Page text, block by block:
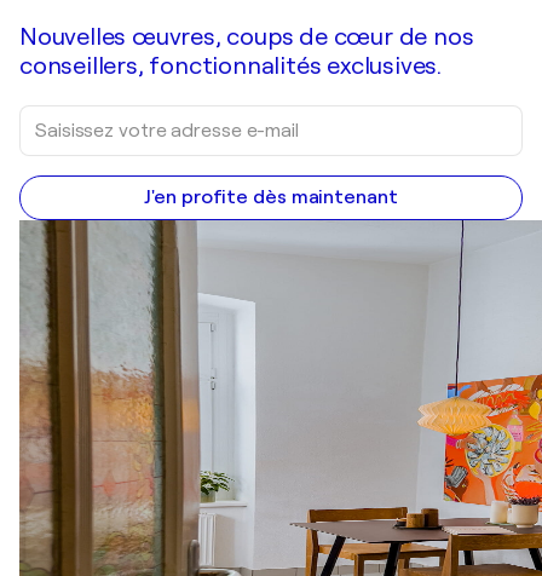
Nouvelles œuvres, coups de cœur de nos
conseillers, fonctionnalités exclusives.
J'en profite dès maintenant